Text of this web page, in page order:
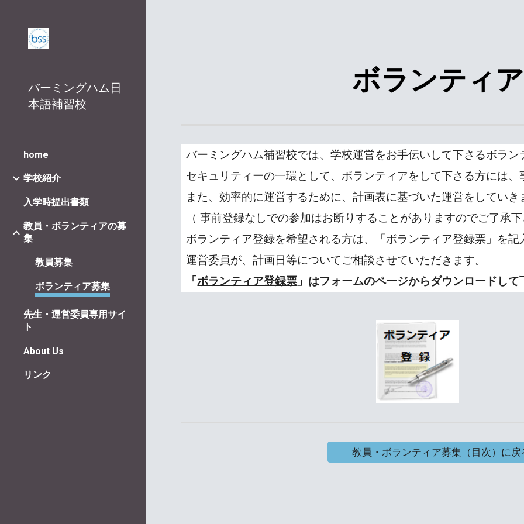
バーミングハム日
本語補習校
home
学校紹介
入学時提出書類
教員・ボランティアの募
集
教員募集
ボランティア募集
先生・運営委員専用サイ
ト
About Us
リンク
ボランティ
バーミングハム補習校では、学校運営をお手伝いして下さるボラン
セキュリティーの一環として、ボランティアをして下さる方には、
また、効率的に運営するために、計画表に基づいた運営をしていき
（ 事前登録なしでの参加はお断りすることがありますのでご了承下
ボランティア登録を希望される方は、「ボランティア登録票」を記
運営委員が、計画日等についてご相談させていただきます。
「ボランティア登録票 」はフォームのページからダウンロードして
教員・ボランティア募集（目次）に戻